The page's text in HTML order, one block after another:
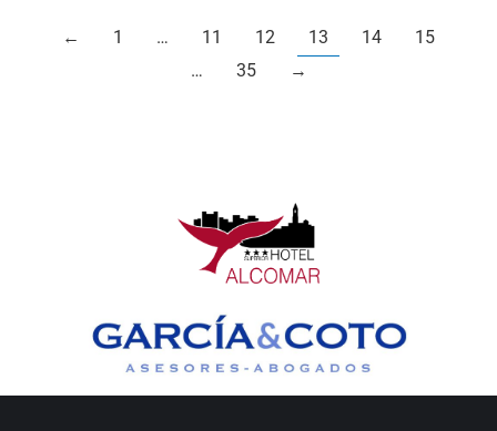
← 1 … 11 12 13 14
15
…
35 →